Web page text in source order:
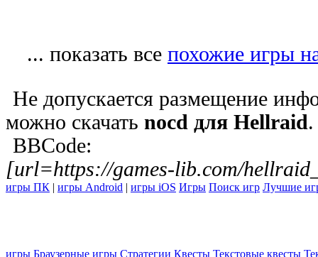
... показать все похожие игры
Не допускается размещение
можно скачать nocd для Hellraid.
BBCode:
[url=https://games-lib.com/
игры ПК | игры Android | игры iOS Игры Поиск игр Лучшие
игры Браузерные игры Стратегии Квесты Текстовые квесты